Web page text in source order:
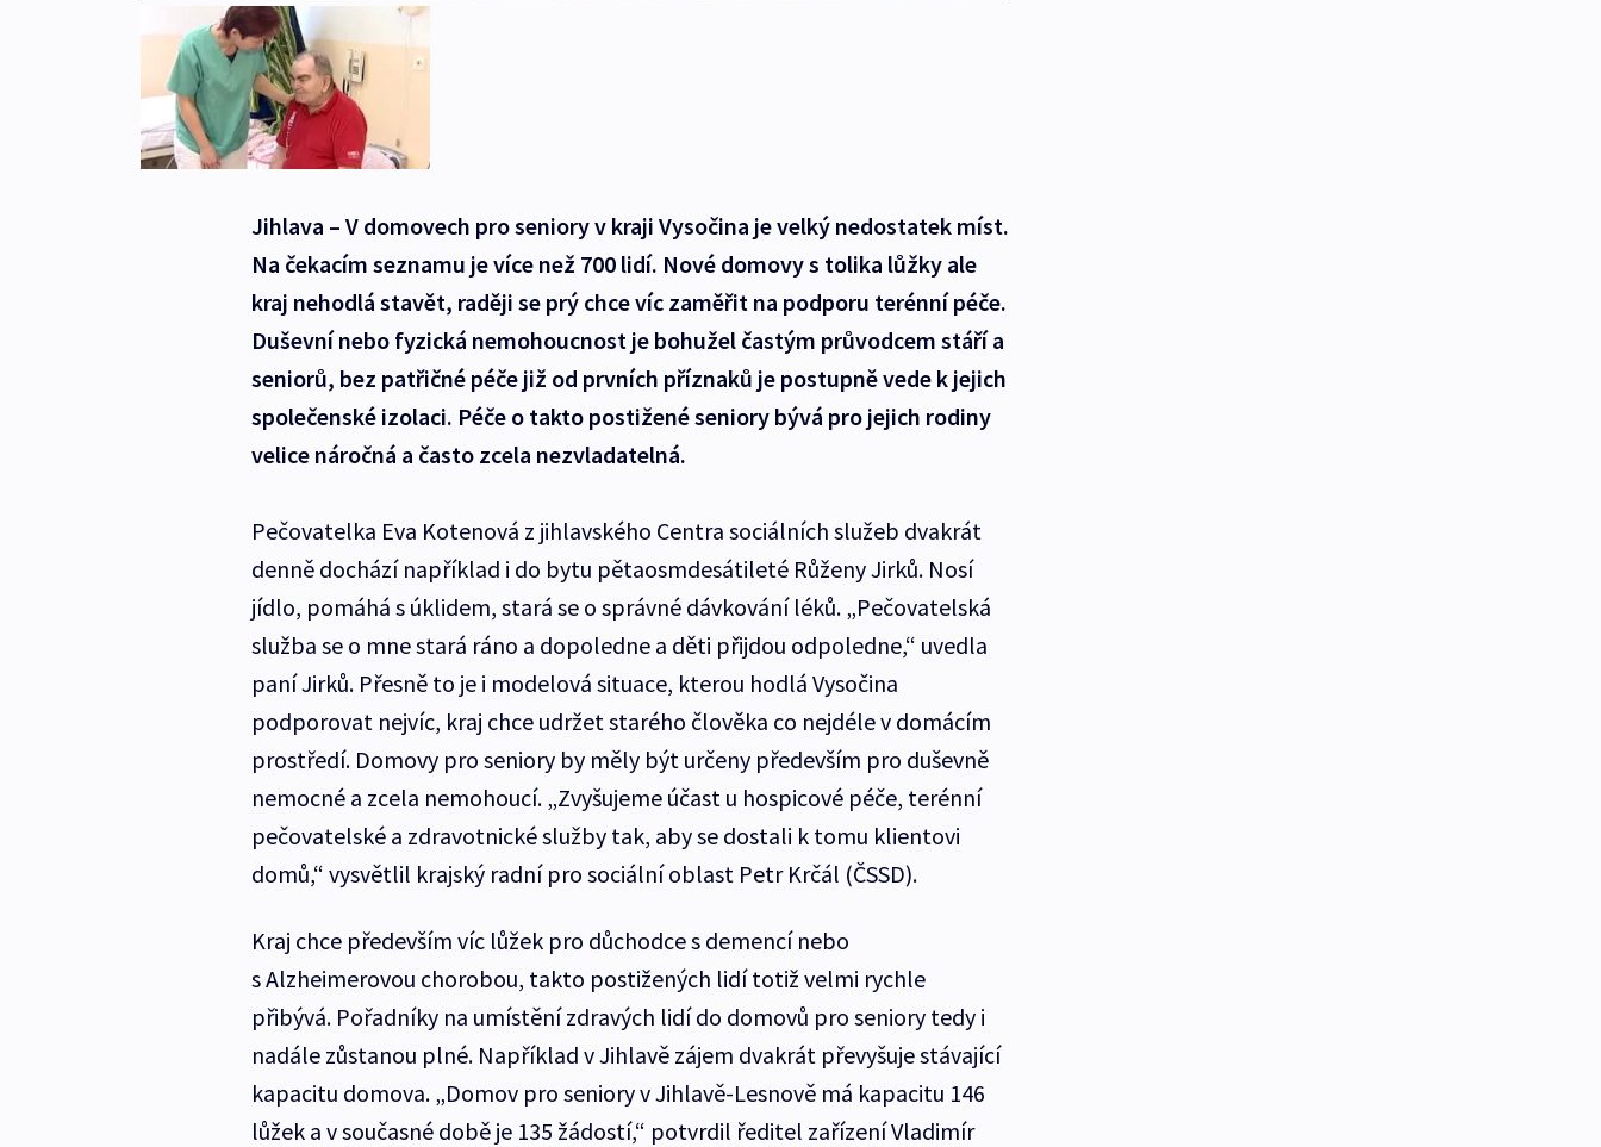
Jihlava – V domovech pro seniory v kraji Vysočina je velký nedostatek míst.
Na čekacím seznamu je více než 700 lidí. Nové domovy s tolika lůžky ale
kraj nehodlá stavět, raději se prý chce víc zaměřit na podporu terénní péče.
Duševní nebo fyzická nemohoucnost je bohužel častým průvodcem stáří a
seniorů, bez patřičné péče již od prvních příznaků je postupně vede k jejich
společenské izolaci. Péče o takto postižené seniory bývá pro jejich rodiny
velice náročná a často zcela nezvladatelná.
Pečovatelka Eva Kotenová z jihlavského Centra sociálních služeb dvakrát
denně dochází například i do bytu pětaosmdesátileté Růženy Jirků. Nosí
jídlo, pomáhá s úklidem, stará se o správné dávkování léků. „Pečovatelská
služba se o mne stará ráno a dopoledne a děti přijdou odpoledne,“ uvedla
paní Jirků. Přesně to je i modelová situace, kterou hodlá Vysočina
podporovat nejvíc, kraj chce udržet starého člověka co nejdéle v domácím
prostředí. Domovy pro seniory by měly být určeny především pro duševně
nemocné a zcela nemohoucí. „Zvyšujeme účast u hospicové péče, terénní
pečovatelské a zdravotnické služby tak, aby se dostali k tomu klientovi
domů,“ vysvětlil krajský radní pro sociální oblast Petr Krčál (ČSSD).
Kraj chce především víc lůžek pro důchodce s demencí nebo
s Alzheimerovou chorobou, takto postižených lidí totiž velmi rychle
přibývá. Pořadníky na umístění zdravých lidí do domovů pro seniory tedy i
nadále zůstanou plné. Například v Jihlavě zájem dvakrát převyšuje stávající
kapacitu domova. „Domov pro seniory v Jihlavě-Lesnově má kapacitu 146
lůžek a v současné době je 135 žádostí,“ potvrdil ředitel zařízení Vladimír